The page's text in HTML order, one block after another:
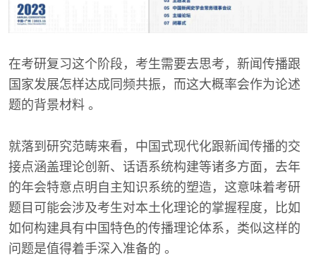
在考研复习这个阶段，考生需要去思考，新闻传播跟
国家发展怎样达成同频共振，而这大概率会作为论述
题的背景材料 。
就落到研究范畴来看，中国式现代化跟新闻传播的交
接点涵盖理论创新、话语系统构建等诸多方面，去年
的年会特意点明自主知识系统的塑造，这意味着考研
题目可能会涉及考生对本土化理论的掌握程度，比如
如何构建具有中国特色的传播理论体系，类似这样的
问题是值得着手深入准备的 。